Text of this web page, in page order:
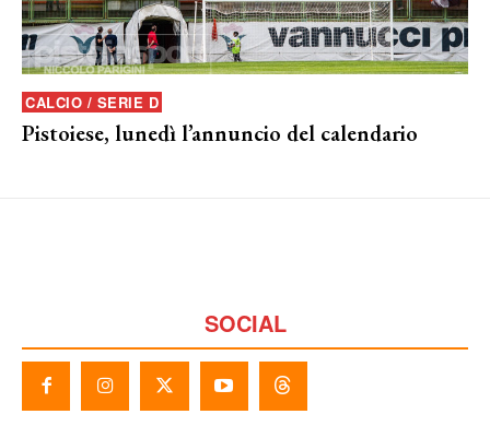
CALCIO / SERIE D
Pistoiese, lunedì l’annuncio del calendario
SOCIAL